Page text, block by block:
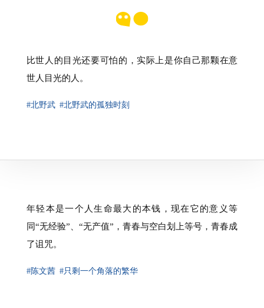
比世人的目光还要可怕的，实际上是你自己那颗在意
世人目光的人。
#北野武 #北野武的孤独时刻
年轻本是一个人生命最大的本钱，现在它的意义等
同“无经验”、“无产值”，青春与空白划上等号，青春成
了诅咒。
#陈文茜 #只剩一个角落的繁华